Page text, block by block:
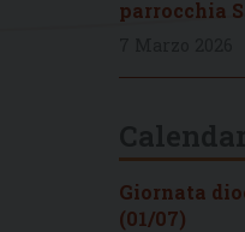
parrocchia
Giornata
(01/07)